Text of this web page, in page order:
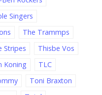
Singers
The Trammps
Stripes
Thisbe Vos
Koning
TLC
Toni Braxton